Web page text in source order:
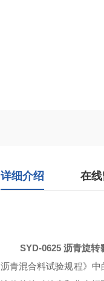
详细介绍 在
SYD-0625 沥青旋转
沥青混合料试验规程》中